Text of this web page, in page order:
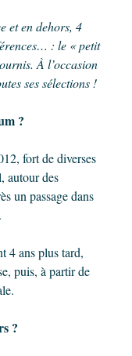
et en dehors, 4
: le « petit
À l’occasion
ses sélections !
?
fort de diverses
autour des
un passage dans
4 ans plus tard,
puis, à partir de
?